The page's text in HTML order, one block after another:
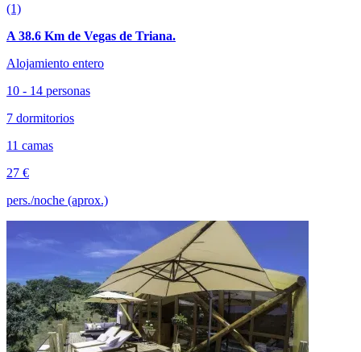
(1)
A 38.6 Km de Vegas de Triana.
Alojamiento entero
10 - 14 personas
7 dormitorios
11 camas
27 €
pers./noche (aprox.)